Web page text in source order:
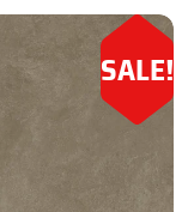
SALE!